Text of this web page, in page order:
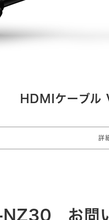
HDMIケーブ
詳
お問い